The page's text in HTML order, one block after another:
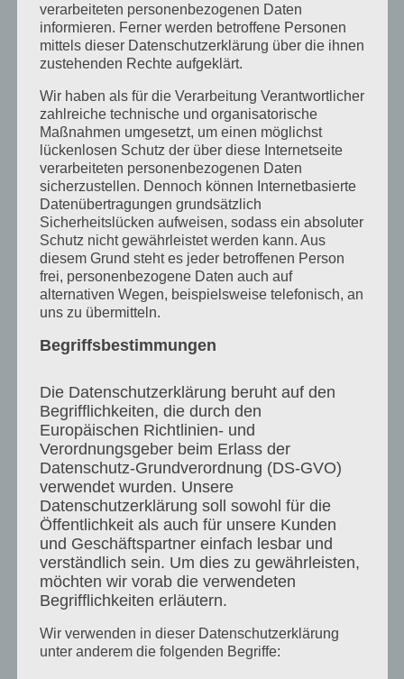
მწირედ დასახლებული რეგიონებით და
საზღვრებს გარეთ მყოფი დიდი რაოდენობის
● უზრუნველყოფს არჩევანის ფარულობის და
ანონიმურობის დაცვას.
● მთლიანად გამორიცხავს ბათილად
ცნობილი ბიულეტინების არსებობას.
● დათვლის პროცესი მიმდინარეობს
სწრაფად, ავტომატურად წარმოებულ
რეჟიმში, რასაც გაყალბების შესაძლებლობა
მინიმუმადე დაჰყავს.
ოპტიმიზაციის საშუალებას, რადგან ხმის
მიცემა შესაძლებელია დიგიტალური
ფორმით, რაც არსებული შრომატევადი
საარჩევნო პროცედურის ალტერნატივაა.
● იძლევა აგრეთვე შესაძლებლობას, ხშირად
იქნას ჩატარებული გამოკითხვები
(რეფერენდუმები), რაც მისასალმებელი
ნაბიჯი იქნება პირდაპირი დემოკრატიისკენ.
verarbeiteten personenbezogenen Daten
informieren. Ferner werden betroffene Personen
mittels dieser Datenschutzerklärung über die ihnen
zustehenden Rechte aufgeklärt.
Wir haben als für die Verarbeitung Verantwortlicher
zahlreiche technische und organisatorische
Maßnahmen umgesetzt, um einen möglichst
lückenlosen Schutz der über diese Internetseite
verarbeiteten personenbezogenen Daten
sicherzustellen. Dennoch können Internetbasierte
Datenübertragungen grundsätzlich
Sicherheitslücken aufweisen, sodass ein absoluter
Schutz nicht gewährleistet werden kann. Aus
diesem Grund steht es jeder betroffenen Person
frei, personenbezogene Daten auch auf
alternativen Wegen, beispielsweise telefonisch, an
uns zu übermitteln.
Begriffsbestimmungen
Die Datenschutzerklärung beruht auf den
Begrifflichkeiten, die durch den
Europäischen Richtlinien- und
Verordnungsgeber beim Erlass der
Datenschutz-Grundverordnung (DS-GVO)
verwendet wurden. Unsere
Datenschutzerklärung soll sowohl für die
Öffentlichkeit als auch für unsere Kunden
und Geschäftspartner einfach lesbar und
verständlich sein. Um dies zu gewährleisten,
möchten wir vorab die verwendeten
Begrifflichkeiten erläutern.
Wir verwenden in dieser Datenschutzerklärung
unter anderem die folgenden Begriffe: